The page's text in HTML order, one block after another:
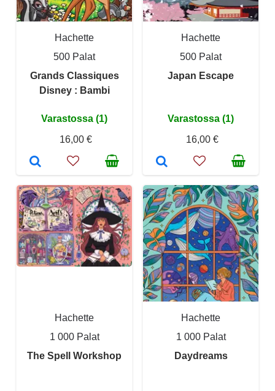
Hachette
500 Palat
Grands Classiques
Disney : Bambi
Varastossa (1)
16,00 €
Hachette
500 Palat
Japan Escape
Varastossa (1)
16,00 €
Hachette
1 000 Palat
The Spell Workshop
Hachette
1 000 Palat
Daydreams